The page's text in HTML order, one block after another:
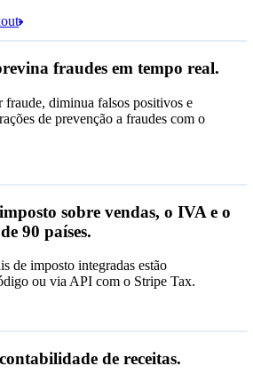
App Pay
da regra
das regras de bloqueio
fraudes em tempo real.
fraude, diminua falsos positivos e
de prevenção a fraudes com o
R$ 1.245,00
hoje R$ 1.376,35
Código postal
98104
sobre vendas, o IVA e o
90 países.
de imposto integradas estão
ou via API com o Stripe Tax.
de receitas.